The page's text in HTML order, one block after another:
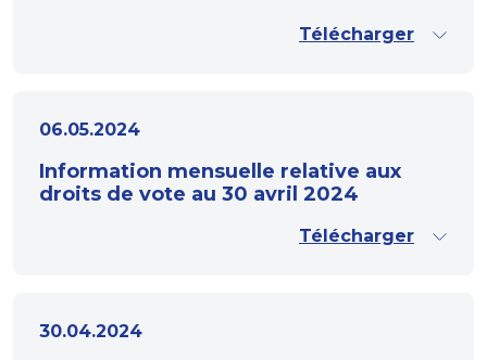
Télécharger
06.05.2024
Information mensuelle relative aux
droits de vote au 30 avril 2024
Télécharger
30.04.2024